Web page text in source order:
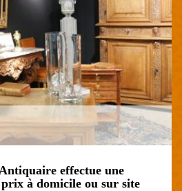
effectue une
à domicile ou sur site